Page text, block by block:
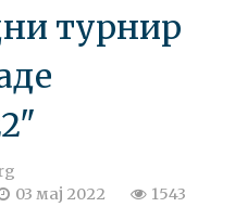
турнир
03 мај 2022 1543